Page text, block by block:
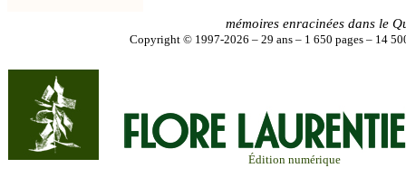
mémoires enracinées dans le
Copyright © 1997-2026 – 29 ans – 1 650 pages – 14
Édition numérique